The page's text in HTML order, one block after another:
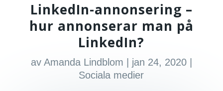
LinkedIn-annonsering –
hur annonserar man på
LinkedIn?
av Amanda Lindblom jan 24, 2020|
Sociala medier